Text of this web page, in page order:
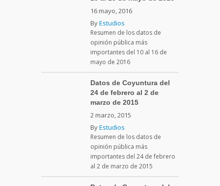
16 mayo, 2016
ByEstudios
Resumen de los datos de
opinión pública más
importantes del 10 al 16 de
mayo de 2016
Datos de Coyuntura del
24 de febrero al 2 de
marzo de 2015
2 marzo, 2015
ByEstudios
Resumen de los datos de
opinión pública más
importantes del 24 de febrero
al 2 de marzo de 2015